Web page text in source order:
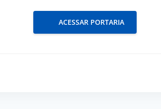
ACESSAR PORTARIA